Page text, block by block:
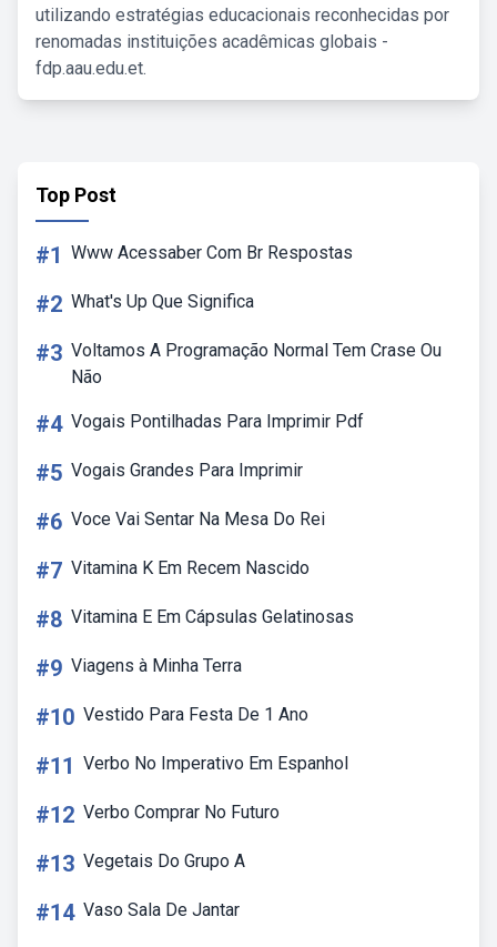
utilizando estratégias educacionais reconhecidas por
renomadas instituições acadêmicas globais -
fdp.aau.edu.et.
Top Post
#1 Www Acessaber Com Br Respostas
#2 What's Up Que Significa
#3 Voltamos A Programação Normal Tem Crase Ou
Não
#4 Vogais Pontilhadas Para Imprimir Pdf
#5 Vogais Grandes Para Imprimir
#6 Voce Vai Sentar Na Mesa Do Rei
#7 Vitamina K Em Recem Nascido
#8 Vitamina E Em Cápsulas Gelatinosas
#9 Viagens à Minha Terra
#10 Vestido Para Festa De 1 Ano
#11 Verbo No Imperativo Em Espanhol
#12 Verbo Comprar No Futuro
#13 Vegetais Do Grupo A
#14 Vaso Sala De Jantar